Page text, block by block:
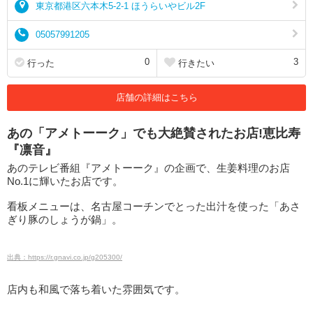
東京都港区六本木5-2-1 ほうらいやビル2F
05057991205
行った 0 行きたい 3
店舗の詳細はこちら
あの「アメトーーク」でも大絶賛されたお店!恵比寿
『凛音』
あのテレビ番組『アメトーーク』の企画で、生姜料理のお店
No.1に輝いたお店です。
看板メニューは、名古屋コーチンでとった出汁を使った「あさ
ぎり豚のしょうが鍋」。
出典：https://r.gnavi.co.jp/g205300/
店内も和風で落ち着いた雰囲気です。